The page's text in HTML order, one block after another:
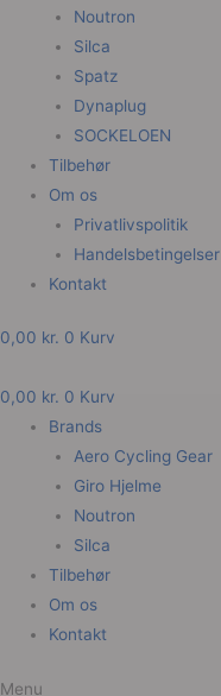
Noutron
Silca
Spatz
Dynaplug
SOCKELOEN
Tilbehør
Om os
Privatlivspolitik
Handelsbetingelser
Kontakt
0,00 kr. 0 Kurv
0,00 kr. 0 Kurv
Brands
Aero Cycling Gear
Giro Hjelme
Noutron
Silca
Tilbehør
Om os
Kontakt
Menu